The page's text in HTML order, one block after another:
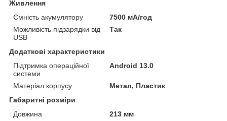
Живлення
Ємність акумулятору
7500 мА/год
Можливість підзарядки від
USB
Так
Додаткові характеристики
Підтримка операційної
системи
Android 13.0
Матеріал корпусу
Метал, Пластик
Габаритні розміри
Довжина
213 мм